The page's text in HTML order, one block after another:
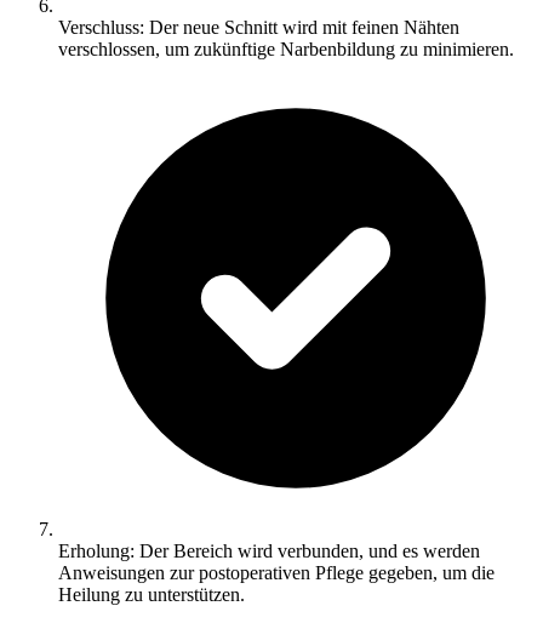
Verschluss: Der neue Schnitt wird mit feinen Nähten
verschlossen, um zukünftige Narbenbildung zu minimieren.
Erholung: Der Bereich wird verbunden, und es werden
Anweisungen zur postoperativen Pflege gegeben, um die
Heilung zu unterstützen.